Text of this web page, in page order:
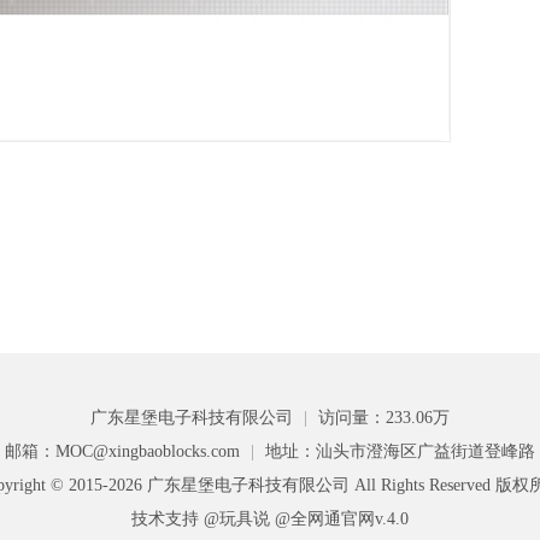
广东星堡电子科技有限公司
访问量：233.06万
邮箱：MOC@xingbaoblocks.com
地址：汕头市澄海区广益街道登峰路
© 2015-2026 广东星堡电子科技有限公司 All Rights Reserved 版权
技术支持 @玩具说 @全网通官网v.4.0